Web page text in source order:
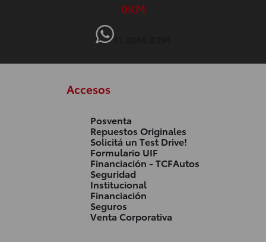
0KM
11.3048.8394
Accesos
Posventa
Repuestos Originales
Solicitá un Test Drive!
Formulario UIF
Financiación - TCFAutos
Seguridad
Institucional
Financiación
Seguros
Venta Corporativa